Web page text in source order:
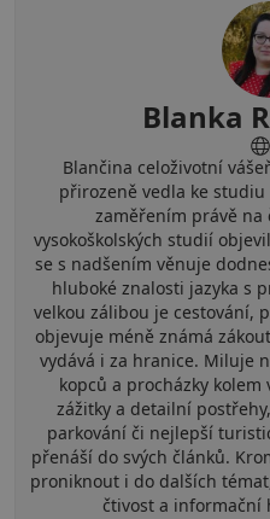
Blanka
Blančina celoživotní
přirozeně vedla ke
zaměřením právě na
vysokoškolských studií
se s nadšením věnuje
hluboké znalosti jazyka s
velkou zálibou je cestování,
objevuje méně známá
vydává i za hranice. Miluje
kopců a procházky kolem
zážitky a detailní
parkování či nejlepší
přenáší do svých článků.
proniknout i do dalších
čtivost a informační